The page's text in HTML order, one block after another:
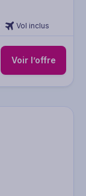
Vol inclus
Voir l’offre